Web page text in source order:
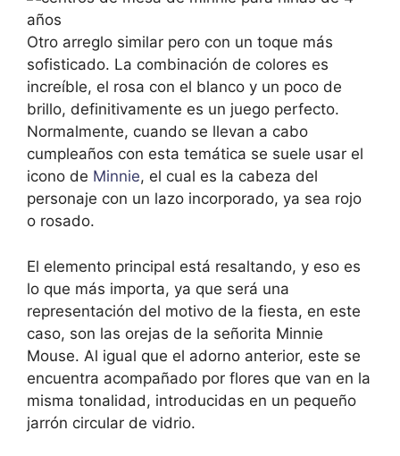
Otro arreglo similar pero con un toque más
sofisticado. La combinación de colores es
increíble, el rosa con el blanco y un poco de
brillo, definitivamente es un juego perfecto.
Normalmente, cuando se llevan a cabo
cumpleaños con esta temática se suele usar el
icono de Minnie, el cual es la cabeza del
personaje con un lazo incorporado, ya sea rojo
o rosado.
El elemento principal está resaltando, y eso es
lo que más importa, ya que será una
representación del motivo de la fiesta, en este
caso, son las orejas de la señorita Minnie
Mouse. Al igual que el adorno anterior, este se
encuentra acompañado por flores que van en la
misma tonalidad, introducidas en un pequeño
jarrón circular de vidrio.